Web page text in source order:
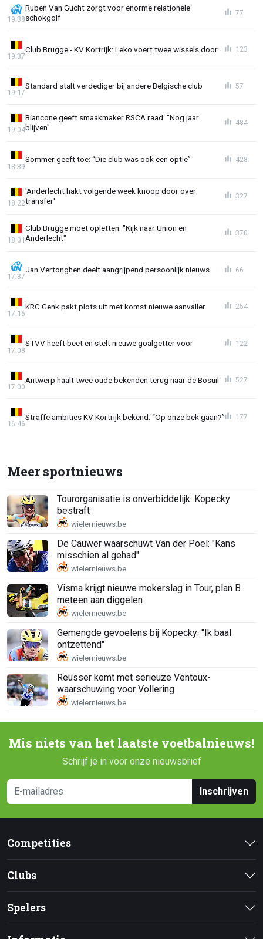
Ruben Van Gucht zorgt voor enorme relationele
schokgolf
19:38
77
Club Brugge - KV Kortrijk: Leko voert twee wissels door
19:37
123
Standard stalt verdediger bij andere Belgische club
19:17
57
Biancone geeft smaakmaker RSCA raad: "Nog jaar
blijven"
19:04
484
Sommer geeft toe: “Die club was ook een optie”
18:39
428
'Anderlecht hakt volgende week knoop door over
transfer'
18:22
327
Club Brugge moet opletten: "Kijk naar Union en
Anderlecht"
18:01
370
Jan Vertonghen deelt aangrijpend persoonlijk nieuws
17:37
66
KRC Genk pakt plots uit met komst nieuwe aanvaller
17:16
254
STVV heeft beet en stelt nieuwe goalgetter voor
17:08
122
Antwerp haalt twee oude bekenden terug naar de Bosuil
17:00
527
Straffe ambities KV Kortrijk bekend: “Op onze bek gaan?”
16:46
177
Meer sportnieuws
Tourorganisatie is onverbiddelijk: Kopecky
bestraft
De Cauwer waarschuwt Van der Poel: "Kans
misschien al gehad"
Visma krijgt nieuwe mokerslag in Tour, plan B
meteen aan diggelen
Gemengde gevoelens bij Kopecky: "Ik baal
ontzettend"
Reusser komt met serieuze Ventoux-
waarschuwing voor Vollering
Mis niets van het laatste voetbalnieuws!
Schrijf je in voor onze nieuwsbrief
Inschrijven
Competities
Clubs
Spelers